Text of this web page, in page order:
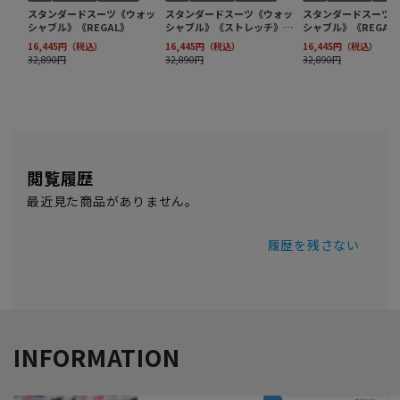
閲覧履歴
最近見た商品がありません。
履歴を残さない
INFORMATION